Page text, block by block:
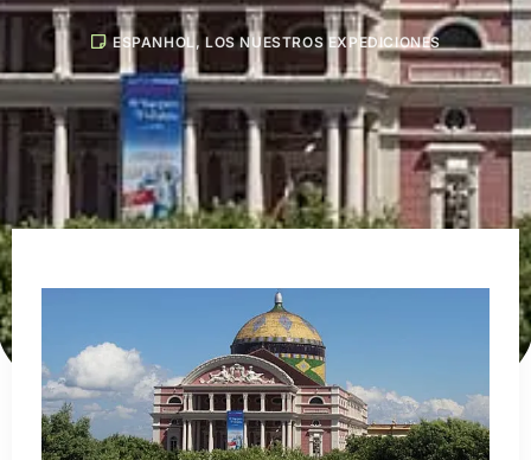
ESPANHOL ,LOS NUESTROS EXPEDICIONES